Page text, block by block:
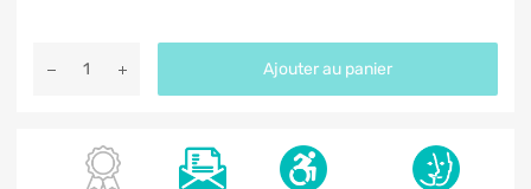
Ajouter au panier